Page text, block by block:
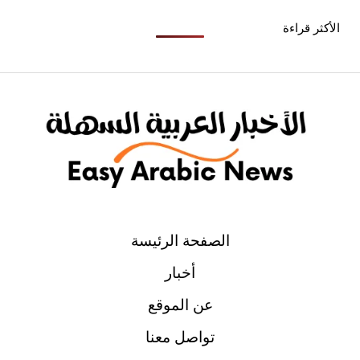
الأكثر قراءة
الصفحة الرئيسة
أخبار
عن الموقع
تواصل معنا